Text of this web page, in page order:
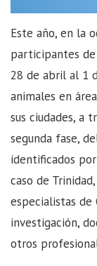
Este año, en la
participantes
28 de abril al 1
animales en
sus ciudades, a
segunda fase,
identificados
caso de
especialistas de
investigación,
otros